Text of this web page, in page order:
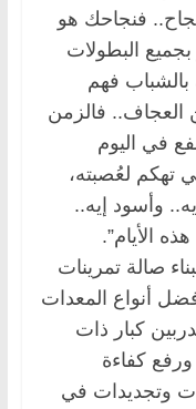
فنجاحك هو
البطولات
فهم
العجاف.. فالزمن
في اليوم
تهكم لعُصبته،
وأسود إيه..
الأيام”.
صالة تمرينات
أنواع المعدات
كبار ذات
ورفع كفاءة
وتجديدات في